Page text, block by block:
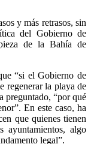
y más retrasos, sin
del Gobierno de
de la Bahía de
“si el Gobierno de
regenerar la playa de
preguntado, “por qué
En este caso, ha
que quienes tienen
algo
legal”.